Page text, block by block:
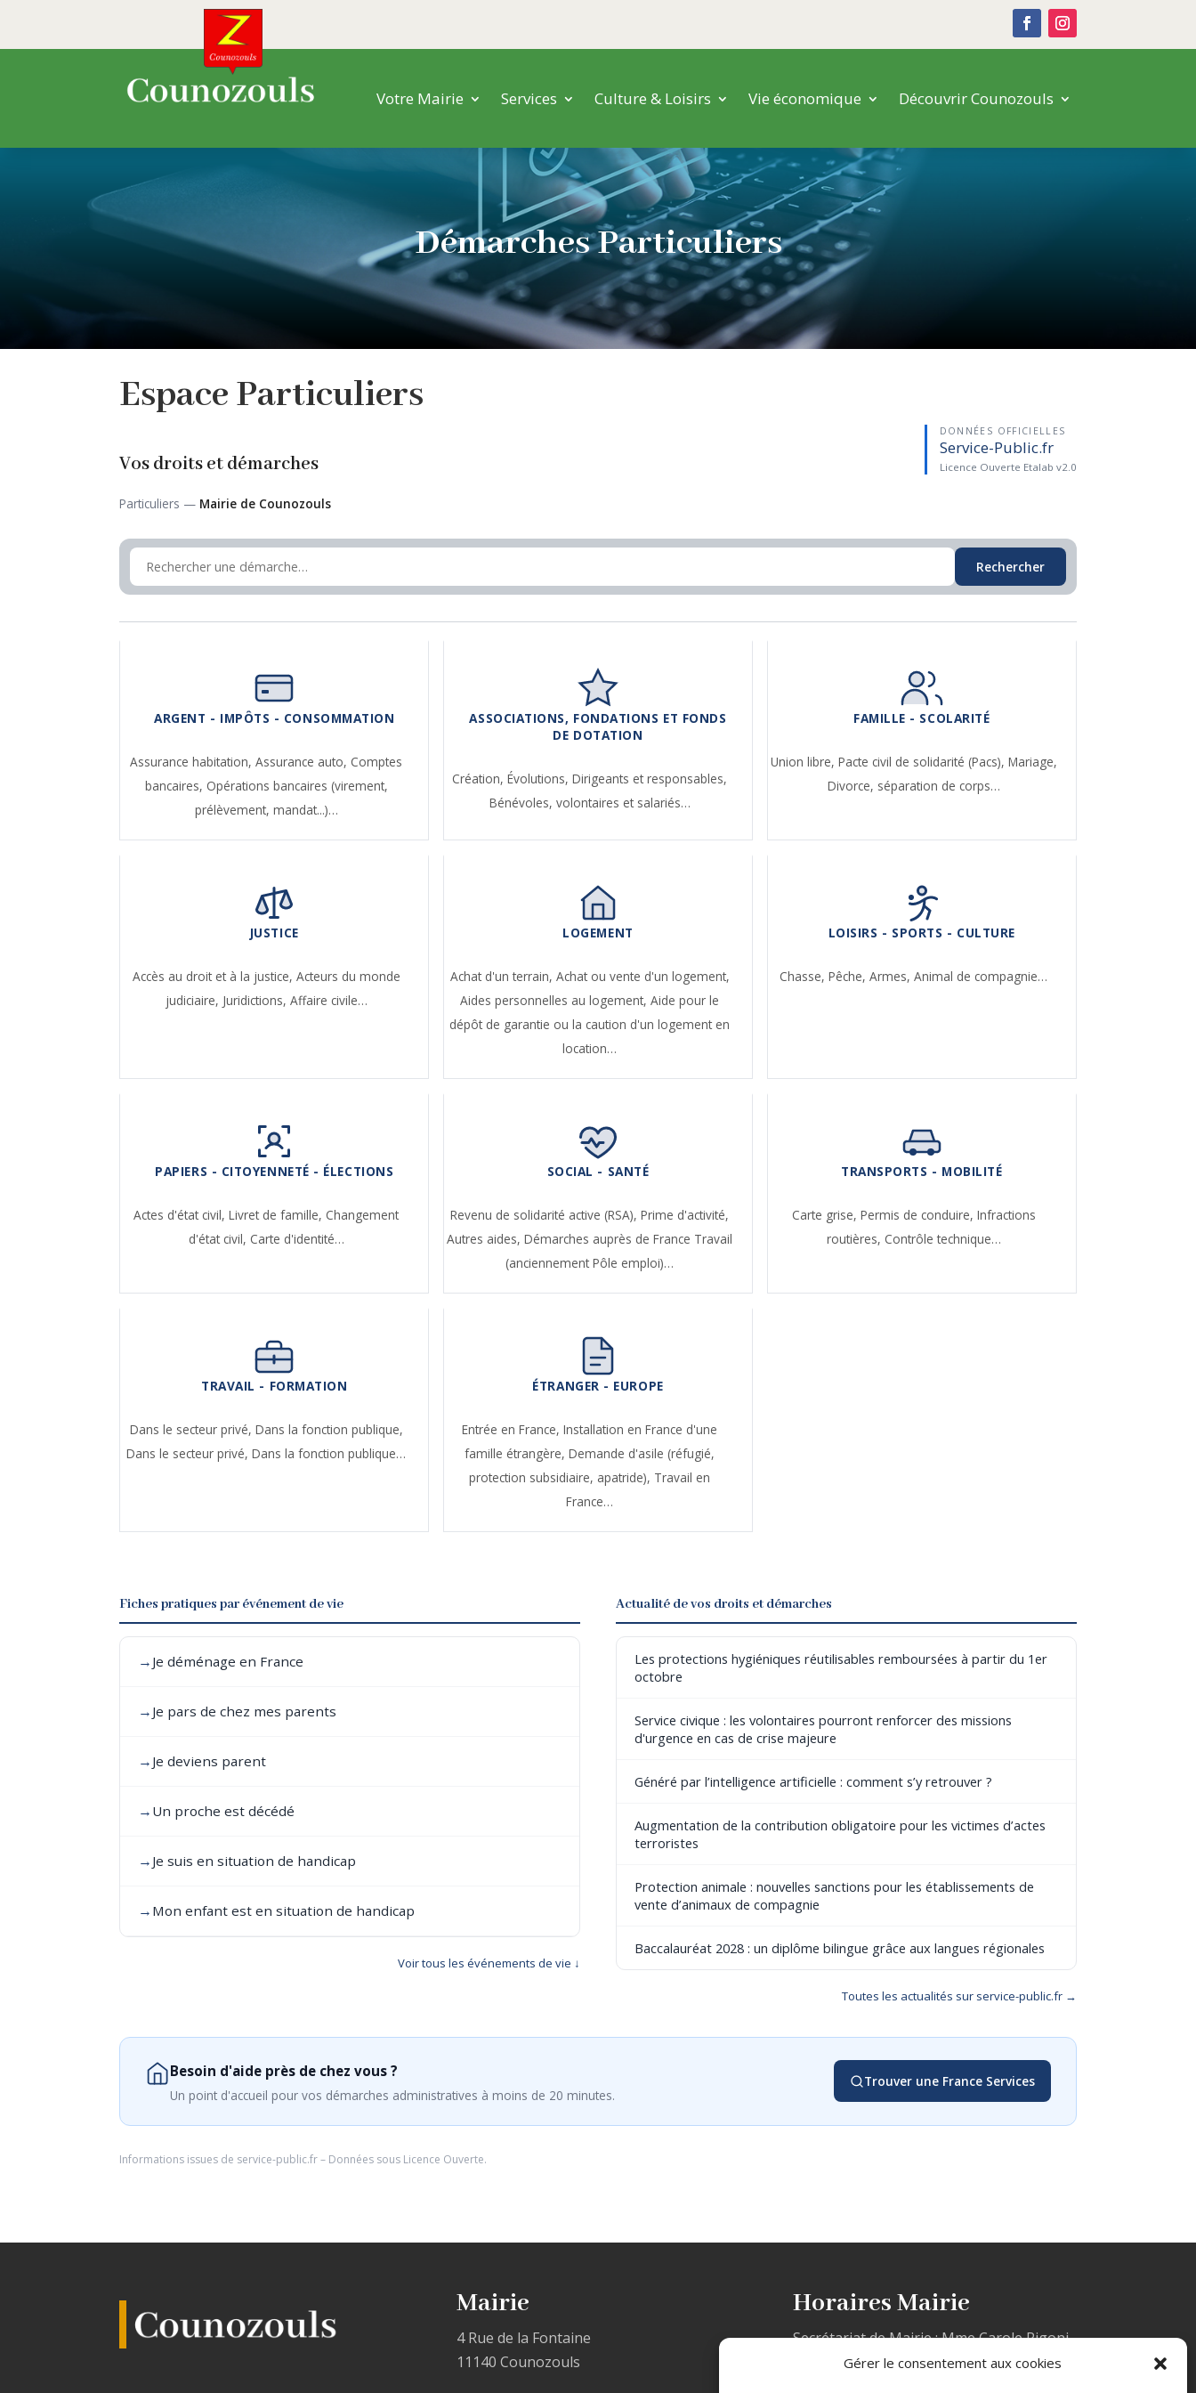
Gérer le consentement aux cookies
Votre Mairie Services Culture & Loisirs Vie économique Découvrir Counozouls
Démarches Particuliers
EspaceParticuliers
Vos droits et démarches
Particuliers — Mairie de Counozouls
DONNÉES OFFICIELLES
Service-Public.fr
Licence Ouverte Etalab v2.0
Rechercher
ARGENT - IMPÔTS - CONSOMMATION
Assurance habitation,Assurance auto, Comptes
bancaires, Opérations bancaires (virement,
prélèvement, mandat...)…
ASSOCIATIONS, FONDATIONS ET FONDS
DE DOTATION
Création,Évolutions,Dirigeants et responsables,
Bénévoles, volontaires et salariés…
FAMILLE - SCOLARITÉ
Union libre, Pacte civil de solidarité (Pacs), Mariage,
Divorce, séparation de corps…
JUSTICE
Accès au droit et à la justice, Acteurs du monde
judiciaire, Juridictions, Affaire civile…
LOGEMENT
Achat d'un terrain, Achat ou vente d'un logement,
Aides personnelles au logement,Aide pour le
dépôt de garantie ou la caution d'un logement en
location…
LOISIRS - SPORTS - CULTURE
Chasse,Pêche,Armes,Animal de compagnie…
PAPIERS - CITOYENNETÉ - ÉLECTIONS
Actes d'état civil,Livret de famille, Changement
d'état civil, Carte d'identité…
SOCIAL - SANTÉ
Revenu de solidarité active (RSA),Prime d'activité,
Autres aides,Démarches auprès de France Travail
(anciennement Pôle emploi)…
TRANSPORTS - MOBILITÉ
Carte grise, Permis de conduire, Infractions
routières, Contrôle technique…
TRAVAIL - FORMATION
Dans le secteur privé, Dans la fonction publique,
Dans le secteur privé,Dans la fonction publique…
ÉTRANGER - EUROPE
Entrée en France,Installation en France d'une
famille étrangère,Demande d'asile (réfugié,
protection subsidiaire, apatride), Travail en
France…
Fiches pratiques par événement de vie
→ Je déménage en France
→ Je pars de chez mes parents
→ Je deviens parent
→ Un proche est décédé
→ Je suis en situation de handicap
→ Mon enfant est en situation de handicap
Voir tous les événements de vie ↓
Actualité de vos droits et démarches
Les protections hygiéniques réutilisables remboursées à partir du 1er
octobre
Service civique : les volontaires pourront renforcer des missions
d'urgence en cas de crise majeure
Généré par l’intelligence artificielle : comment s’y retrouver ?
Augmentation de la contribution obligatoire pour les victimes d’actes
terroristes
Protection animale : nouvelles sanctions pour les établissements de
vente d’animaux de compagnie
Baccalauréat 2028 : un diplôme bilingue grâce aux langues régionales
Toutes les actualités sur service-public.fr →
Besoin d'aide près de chez vous ?
Un point d'accueil pour vos démarches administratives à moins de 20 minutes.
Trouver une France Services
Informations issues de service-public.fr– Données sous Licence Ouverte.
Mairie
4 Rue de la Fontaine
11140 Counozouls
Horaires Mairie
Secrétariat de Mairie : Mme Carole Rigoni
Le lundi et le mercredi de 10h à 12h